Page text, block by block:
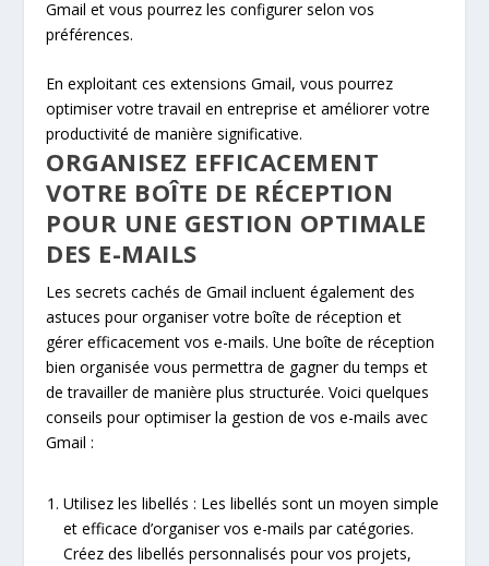
Gmail et vous pourrez les configurer selon vos
préférences.
En exploitant ces extensions Gmail, vous pourrez
optimiser votre travail en entreprise et améliorer votre
productivité de manière significative.
ORGANISEZ EFFICACEMENT
VOTRE BOÎTE DE RÉCEPTION
POUR UNE GESTION OPTIMALE
DES E-MAILS
Les secrets cachés de Gmail incluent également des
astuces pour organiser votre boîte de réception et
gérer efficacement vos e-mails. Une boîte de réception
bien organisée vous permettra de gagner du temps et
de travailler de manière plus structurée. Voici quelques
conseils pour optimiser la gestion de vos e-mails avec
Gmail :
Utilisez les libellés : Les libellés sont un moyen simple
et efficace d’organiser vos e-mails par catégories.
Créez des libellés personnalisés pour vos projets,